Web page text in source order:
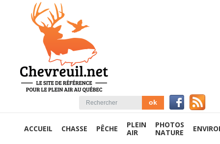
ACCUEIL CHASSE PÊCHE
PLEIN
AIR
PHOTOS
NATURE